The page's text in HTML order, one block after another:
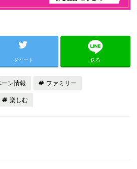
ツイート 送る
ン情報 ファミリー
楽しむ